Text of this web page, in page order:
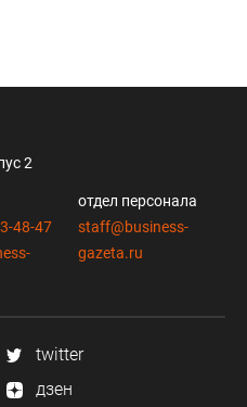
2
48-47
отдел персонала
staff@business-
gazeta.ru
twitter
дзен